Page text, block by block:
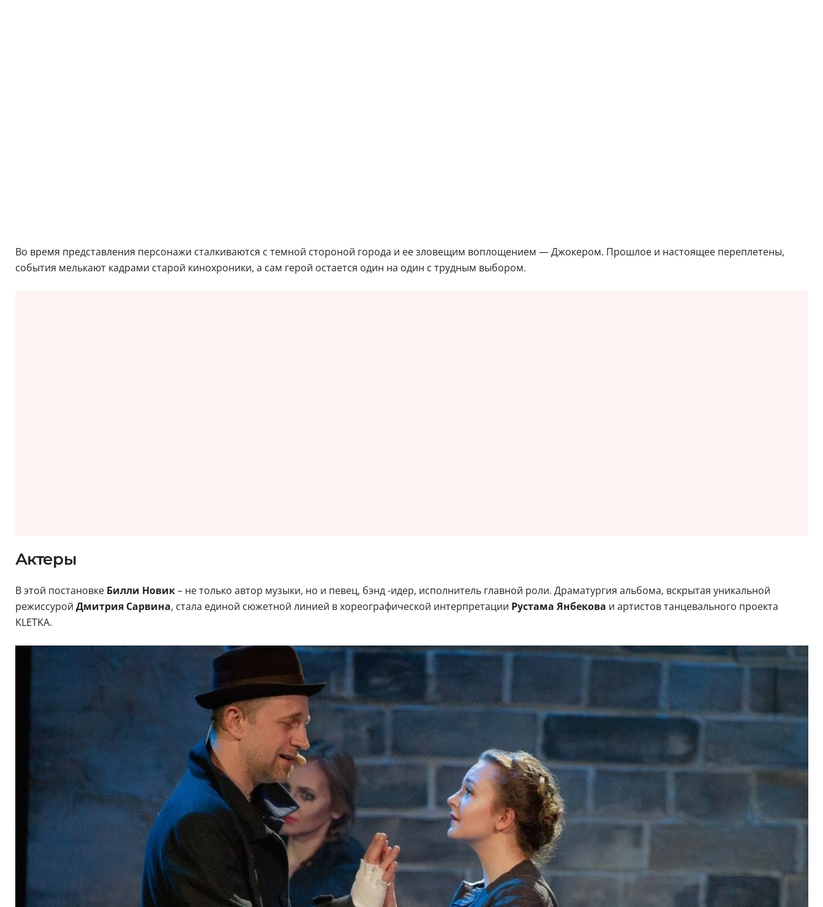
Во время представления персонажи сталкиваются с темной стороной города и ее зловещим воплощением — Джокером. Прошлое и настоящее переплетены,
события мелькают кадрами старой кинохроники, а сам герой остается один на один с трудным выбором.
Актеры
В этой постановке Билли Новик– не только автор музыки, но и певец, бэнд -идер, исполнитель главной роли. Драматургия альбома, вскрытая уникальной
режиссурой Дмитрия Сарвина, стала единой сюжетной линией в хореографической интерпретации Рустама Янбекова и артистов танцевального проекта
KLETKA.